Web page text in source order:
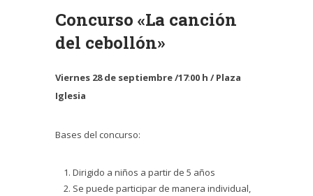
Concurso «La canción
del cebollón»
Viernes 28 de septiembre /17:00 h / Plaza
Iglesia
Bases del concurso:
Dirigido a niños a partir de 5 años
Se puede participar de manera individual,